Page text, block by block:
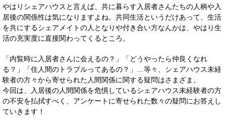
やはりシェアハウスと言えば、共に暮らす入居者さんたちの人柄や入
居後の関係性は気になりますよね。共同生活というだけあって、生活
を共にするシェアメイトの人となりや付き合い方なんかは、やはり生
活の充実度に直接関わってくるところ。
「内覧時に入居者さんに会えるの？」「どうやったら仲良くなれ
る？」「住人間のトラブルってあるの？」…等々、シェアハウス未経
験者の方々から寄せられた人間関係に関する疑問はさまざま。
今回は、入居後の人間関係を危惧しているシェアハウス未経験者の方
の不安を払拭すべく、アンケートに寄せられた数々の疑問にお答えし
ていきます！